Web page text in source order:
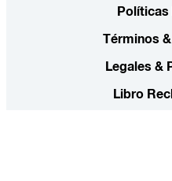
Políticas
Términos
Legales &
Libro